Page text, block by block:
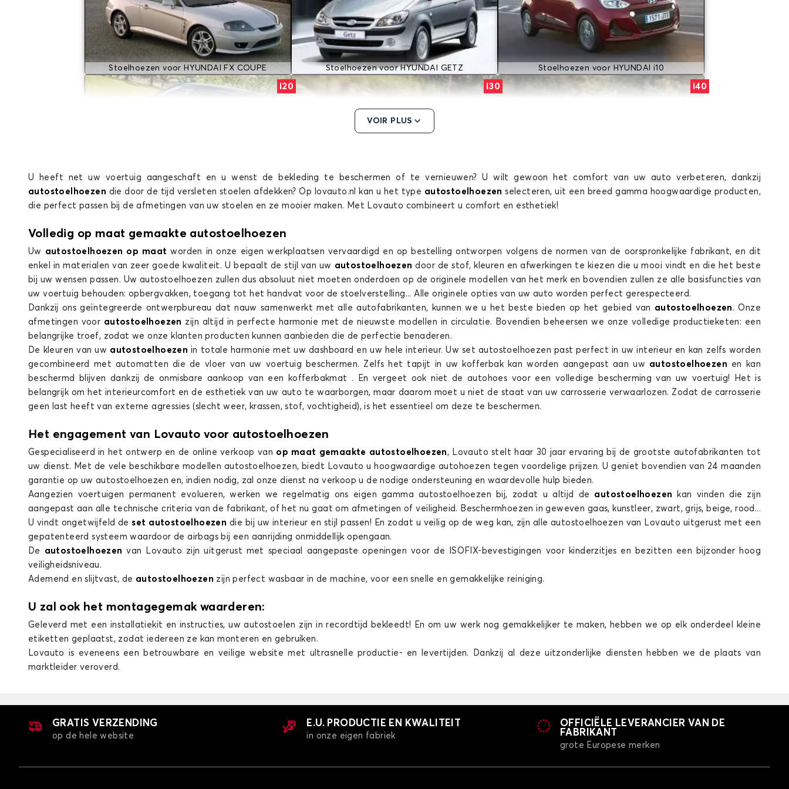
Stoelhoezen voor HYUNDAI FX COUPE Stoelhoezen voor HYUNDAI GETZ Stoelhoezen voor HYUNDAI i10
i20
Stoelhoezen voor HYUNDAI i20
i30
Stoelhoezen voor HYUNDAI i30
i40
Stoelhoezen voor HYUNDAI i40
Stoelhoezen voor HYUNDAI iX35 Stoelhoezen voor HYUNDAI MATRIX
TERRACAN TRAJET TUCSON
VOIR PLUS
U heeft net uw voertuig aangeschaft en u wenst de bekleding te beschermen of te vernieuwen? U wilt gewoon het comfort van uw auto verbeteren, dankzij
autostoelhoezen die door de tijd versleten stoelen afdekken? Op lovauto.nl kan u het type autostoelhoezenselecteren, uit een breed gamma hoogwaardige producten,
die perfect passen bij de afmetingen van uw stoelen en ze mooier maken. Met Lovauto combineert u comfort en esthetiek!
Volledig op maat gemaakte autostoelhoezen
Uw autostoelhoezen op maatworden in onze eigen werkplaatsen vervaardigd en op bestelling ontworpen volgens de normen van de oorspronkelijke fabrikant, en dit
enkel in materialen van zeer goede kwaliteit. U bepaalt de stijl van uw autostoelhoezendoor de stof, kleuren en afwerkingen te kiezen die u mooi vindt en die het beste
bij uw wensen passen. Uw autostoelhoezen zullen dus absoluut niet moeten onderdoen op de originele modellen van het merk en bovendien zullen ze alle basisfuncties van
uw voertuig behouden: opbergvakken, toegang tot het handvat voor de stoelverstelling... Alle originele opties van uw auto worden perfect gerespecteerd.
Dankzij ons geïntegreerde ontwerpbureau dat nauw samenwerkt met alle autofabrikanten, kunnen we u het beste bieden op het gebied van autostoelhoezen . Onze
afmetingen voor autostoelhoezen zijn altijd in perfecte harmonie met de nieuwste modellen in circulatie. Bovendien beheersen we onze volledige productieketen: een
belangrijke troef, zodat we onze klanten producten kunnen aanbieden die de perfectie benaderen.
De kleuren van uw autostoelhoezenin totale harmonie met uw dashboard en uw hele interieur. Uw set autostoelhoezen past perfect in uw interieur en kan zelfs worden
gecombineerd met automatten die de vloer van uw voertuig beschermen. Zelfs het tapijt in uw kofferbak kan worden aangepast aan uw autostoelhoezen en kan
beschermd blijven dankzij de onmisbare aankoop van een kofferbakmat . En vergeet ook niet de autohoes voor een volledige bescherming van uw voertuig! Het is
belangrijk om het interieurcomfort en de esthetiek van uw auto te waarborgen, maar daarom moet u niet de staat van uw carrosserie verwaarlozen. Zodat de carrosserie
geen last heeft van externe agressies (slecht weer, krassen, stof, vochtigheid), is het essentieel om deze te beschermen.
Het engagement van Lovauto voor autostoelhoezen
Gespecialiseerd in het ontwerp en de online verkoop van op maat gemaakte autostoelhoezen, Lovauto stelt haar 30 jaar ervaring bij de grootste autofabrikanten tot
uw dienst. Met de vele beschikbare modellen autostoelhoezen, biedt Lovauto u hoogwaardige autohoezen tegen voordelige prijzen. U geniet bovendien van 24 maanden
garantie op uw autostoelhoezen en, indien nodig, zal onze dienst na verkoop u de nodige ondersteuning en waardevolle hulp bieden.
Aangezien voertuigen permanent evolueren, werken we regelmatig ons eigen gamma autostoelhoezen bij, zodat u altijd de autostoelhoezen
kan vinden die zijn
aangepast aan alle technische criteria van de fabrikant, of het nu gaat om afmetingen of veiligheid. Beschermhoezen in geweven gaas, kunstleer, zwart, grijs, beige, rood...
U vindt ongetwijfeld deset autostoelhoezen die bij uw interieur en stijl passen! En zodat u veilig op de weg kan, zijn alle autostoelhoezen van Lovauto uitgerust met een
gepatenteerd systeem waardoor de airbags bij een aanrijding onmiddellijk opengaan.
De autostoelhoezenvan Lovauto zijn uitgerust met speciaal aangepaste openingen voor de ISOFIX-bevestigingen voor kinderzitjes en bezitten een bijzonder hoog
veiligheidsniveau.
Ademend en slijtvast, de autostoelhoezen zijn perfect wasbaar in de machine, voor een snelle en gemakkelijke reiniging.
U zal ook het montagegemak waarderen:
Geleverd met een installatiekit en instructies, uw autostoelen zijn in recordtijd bekleedt! En om uw werk nog gemakkelijker te maken, hebben we op elk onderdeel kleine
etiketten geplaatst, zodat iedereen ze kan monteren en gebruiken.
Lovauto is eveneens een betrouwbare en veilige website met ultrasnelle productie- en levertijden. Dankzij al deze uitzonderlijke diensten hebben we de plaats van
marktleider veroverd.
GRATIS VERZENDING
op de hele website
E.U. PRODUCTIE EN KWALITEIT
in onze eigen fabriek
OFFICIËLE LEVERANCIER VAN DE
FABRIKANT
grote Europese merken